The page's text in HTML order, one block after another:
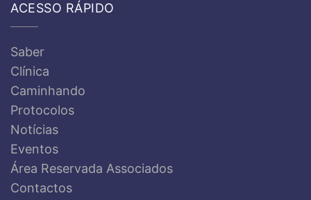
ACESSO RÁPIDO
Saber
Clínica
Caminhando
Protocolos
Notícias
Eventos
Área Reservada Associados
Contactos